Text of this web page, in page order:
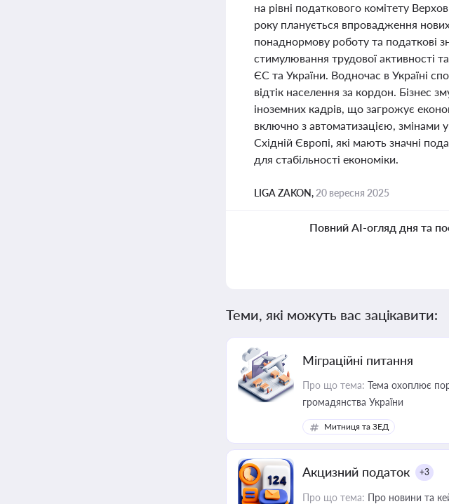
на рівні податкового комітету
року планується впровадження
понаднормову роботу та податкові
стимулювання трудової активності
ЄС та України. Водночас в Україні
відтік населення за кордон. Бізнес
іноземних кадрів, що загрожує
включно з автоматизацією, змінами
Східній Європі, які мають значні
для стабільності економіки.
LIGA ZAKON, 20 вересня 2025
Повний AI-огляд дня та
Теми, які можуть вас зацікавити:
Міграційні питання
Про що тема: Тема охоплює
громадянства України
Митниця та ЗЕД
Акцизний податок +3
Про що тема: Про новини та